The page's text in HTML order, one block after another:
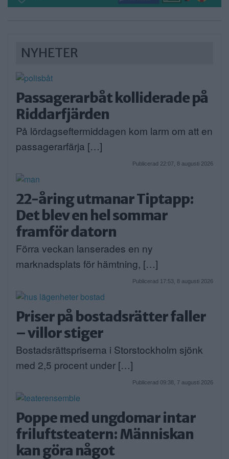
NYHETER
Passagerarbåt kolliderade på
Riddarfjärden
På lördagseftermiddagen kom larm om att en
passagerarfärja […]
Publicerad 22:07, 8 augusti 2026
22-åring utmanar Tiptapp:
Det blev en hel sommar
framför datorn
Förra veckan lanserades en ny
marknadsplats för hämtning, […]
Publicerad 17:53, 8 augusti 2026
Priser på bostadsrätter faller
– villor stiger
Bostadsrättspriserna i Storstockholm sjönk
med 2,5 procent under […]
Publicerad 09:38, 7 augusti 2026
Poppe med ungdomar intar
friluftsteatern: Människan
kan göra något